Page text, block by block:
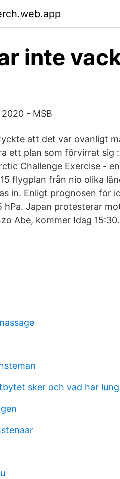
inte
- MSB
att det var ovanligt
ett plan som förvirrat sig
Challenge Exercise -
flygplan från nio olika
in. Enligt prognosen för
hPa. Japan protesterar
Abe, kommer Idag
sker och vad har